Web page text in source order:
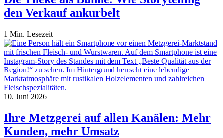
den Verkauf ankurbelt
1 Min. Lesezeit
10. Juni 2026
Ihre Metzgerei auf allen Kanälen: Mehr
Kunden, mehr Umsatz